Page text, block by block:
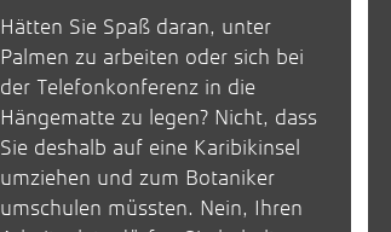
Hätten Sie Spaß daran, unter
Palmen zu arbeiten oder sich bei
der Telefonkonferenz in die
Hängematte zu legen? Nicht, dass
Sie deshalb auf eine Karibikinsel
umziehen und zum Botaniker
umschulen müssten. Nein, Ihren